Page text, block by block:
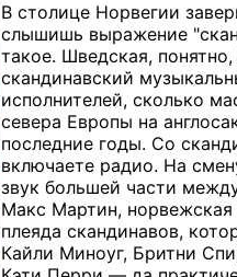
В столице Норвегии
слышишь выражение
такое. Шведская,
скандинавский
исполнителей, сколько
севера Европы на
последние годы. Со
включаете радио. На
звук большей части
Макс Мартин,
плеяда скандинавов,
Кайли Миноуг, Бритни